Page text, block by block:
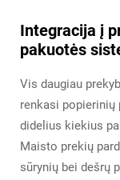
Integracija į
pakuotės
Vis daugiau
renkasi popierinių
didelius kiekius
Maisto prekių
sūrynių bei dešrų